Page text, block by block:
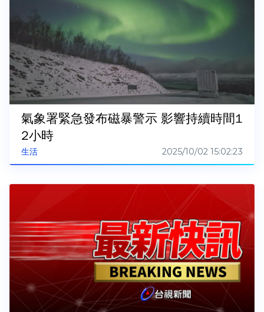
生活
氣象署緊急發布磁暴警示 影響持續時間1
2小時
2025/10/02 15:02:23